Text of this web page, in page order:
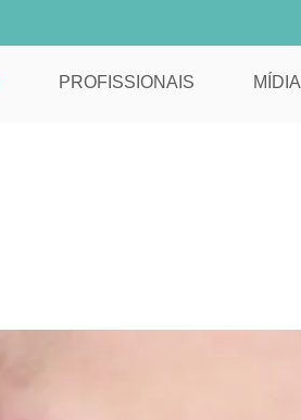
PROFISSIONAIS MÍDIA